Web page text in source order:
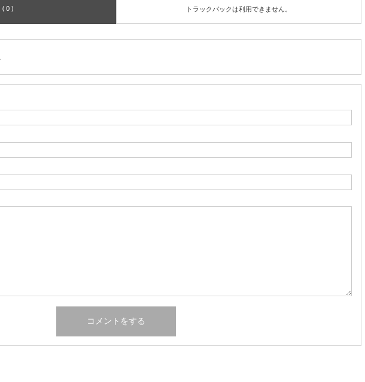
( 0 ) トラックバックは利用できません。